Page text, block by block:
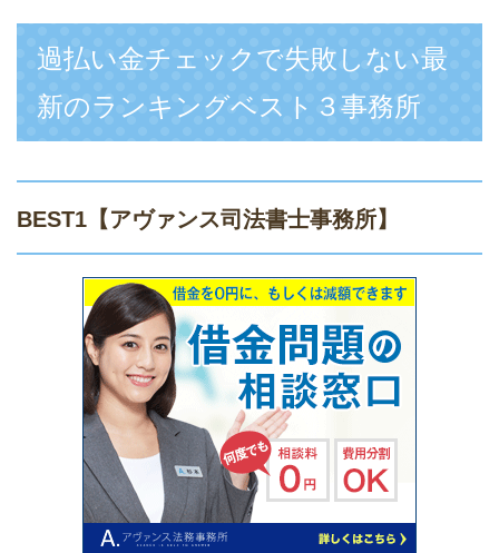
過払い金チェックで失敗しない最
新のランキングベスト３事務所
BEST1 【アヴァンス司法書士事務所】